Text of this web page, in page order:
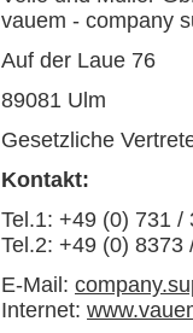
vauem - company
Auf der Laue 76
89081 Ulm
Gesetzliche
Kontakt:
Tel.1: +49 (0) 731 /
Tel.2: +49 (0) 8373
E-Mail:
Internet: